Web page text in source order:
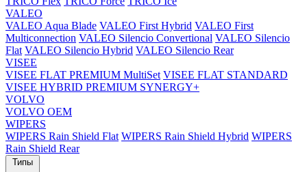
VALEO
VALEO Aqua Blade VALEO First Hybrid VALEO First
Multiconnection VALEO Silencio Convertional VALEO Silencio
Flat VALEO Silencio Hybrid VALEO Silencio Rear
VISEE
VISEE FLAT PREMIUM MultiSet VISEE FLAT STANDARD
VISEE HYBRID PREMIUM SYNERGY+
VOLVO
VOLVO OEM
WIPERS
WIPERS Rain Shield Flat WIPERS Rain Shield Hybrid WIPERS
Rain Shield Rear
Типы